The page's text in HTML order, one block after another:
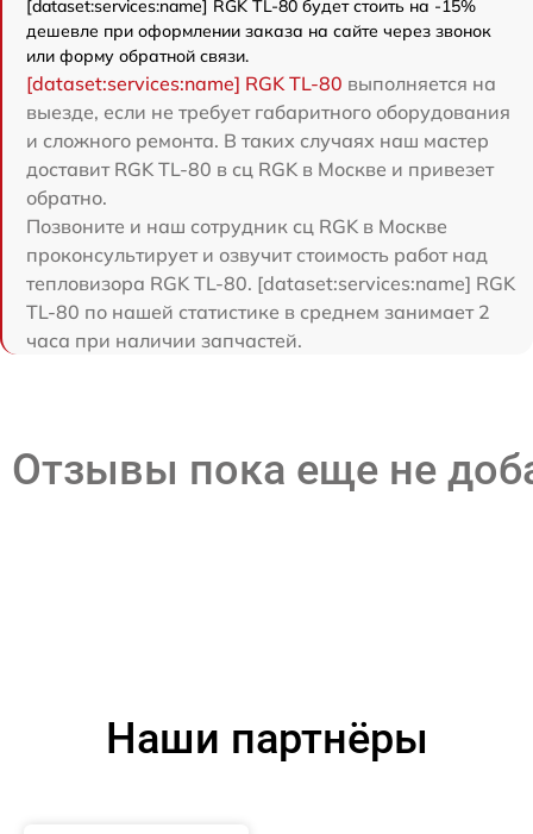
[dataset:services:name] RGK TL-80 будет стоить на -15%
дешевле при оформлении заказа на сайте через звонок
или форму обратной связи.
[dataset:services:name] RGK TL-80 выполняется на
выезде, если не требует габаритного оборудования
и сложного ремонта. В таких случаях наш мастер
доставит RGK TL-80 в сц RGK в Москве и привезет
обратно.
Позвоните и наш сотрудник сц RGK в Москве
проконсультирует и озвучит стоимость работ над
тепловизора RGK TL-80. [dataset:services:name] RGK
TL-80 по нашей статистике в среднем занимает 2
часа при наличии запчастей.
Отзывы пока еще не
Наши партнёры